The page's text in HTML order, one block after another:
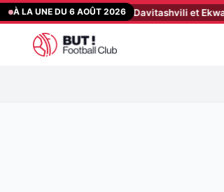
Aller
au
contenu
À LA UNE DU 6 AOÛT 2026
annonces sur Davitashvili et Ekwah [14:43]